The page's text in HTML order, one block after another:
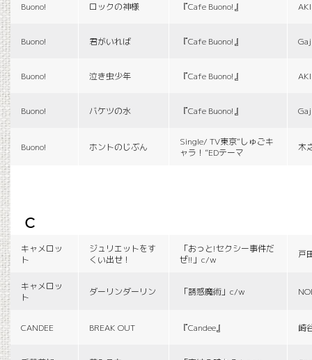
Buono! ロックの神様 『Cafe Buono!』
Buono! 君がいれば 『Cafe Buono!』
Buono! 泣き虫少年 『Cafe Buono!』
Buono! バケツの水 『Cafe Buono!』
Buono! ホントのじぶん
Single/ TV東京“しゅごキ
ャラ！”EDテーマ
木
c
キャメロッ
ト
ジュリエットをす
くい出せ！
「おっと!セクシー事件だ
ぜ!!」c/w
戸
キャメロッ
ト
ダーリンダーリン 「誘惑魔術」c/w
CANDEE BREAK OUT 『Candee』 崎